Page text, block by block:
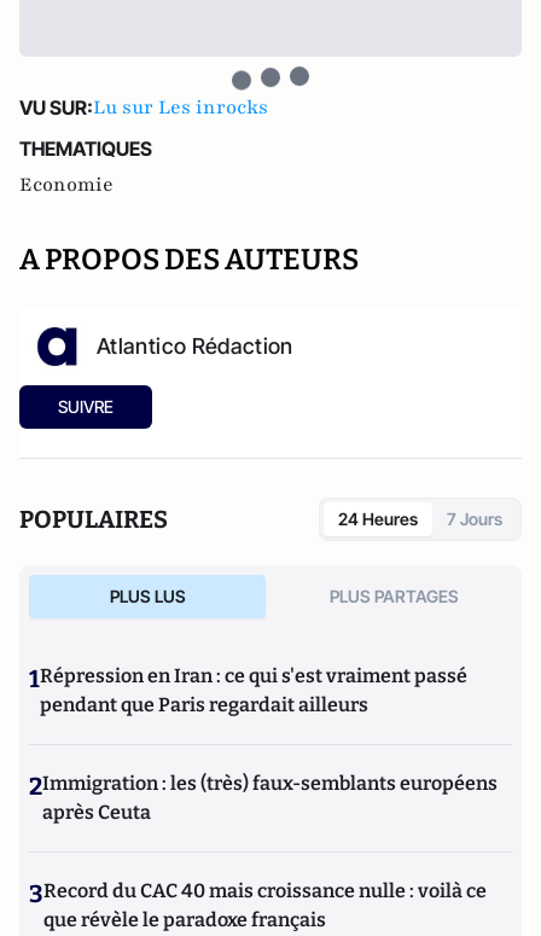
VU SUR:Lu sur Les inrocks
THEMATIQUES
Economie
A PROPOS DES AUTEURS
Atlantico Rédaction
SUIVRE
POPULAIRES 24 Heures 7 Jours
PLUS LUS PLUS PARTAGES
1Répression en Iran : ce qui s'est vraiment passé
pendant que Paris regardait ailleurs
2Immigration : les (très) faux-semblants européens
après Ceuta
3Record du CAC 40 mais croissance nulle : voilà ce
que révèle le paradoxe français